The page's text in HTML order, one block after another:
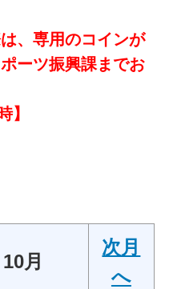
、専用のコインが
ーツ振興課までお
】
月
次月
へ